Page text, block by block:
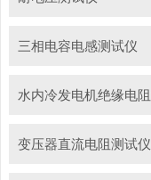
三相电容电感测试仪
变压器直流电阻测试仪